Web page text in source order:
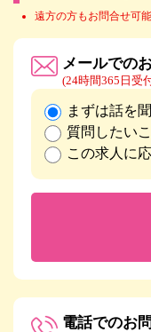
遠方の方もお問合せ可
メールでの
(24時間365日受
まずは話を
質問したい
この求人に
電話でのお